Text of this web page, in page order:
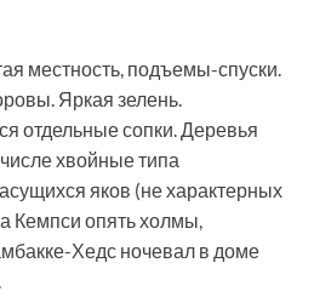
местность, подъемы-спуски.
Яркая зелень.
отдельные сопки. Деревья
хвойные типа
яков (не характерных
Кемпси опять холмы,
Хедс ночевал в доме